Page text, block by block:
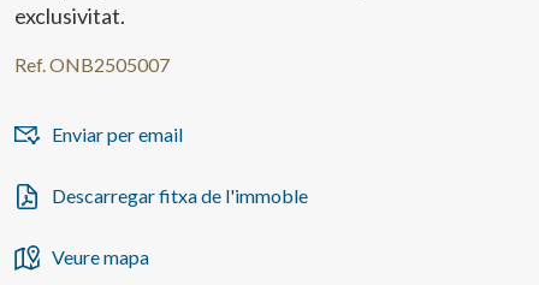
exclusivitat.
Ref. ONB2505007
Enviar per email
Descarregar fitxa de l'immoble
Veure mapa